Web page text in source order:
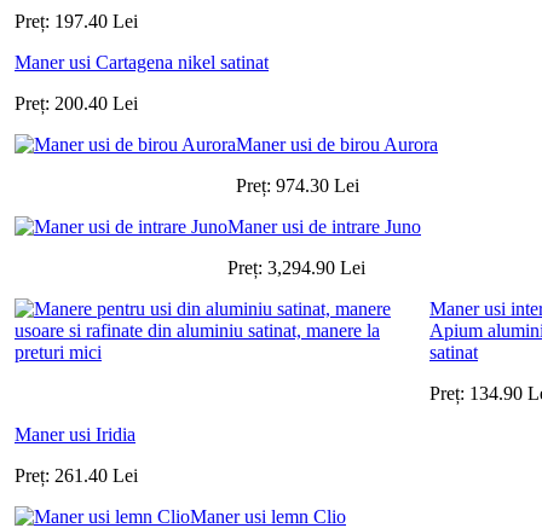
Preț: 197.40 Lei
Maner usi Cartagena nikel satinat
Preț: 200.40 Lei
Maner usi de birou Aurora
Preț: 974.30 Lei
Maner usi de intrare Juno
Preț: 3,294.90 Lei
Maner usi
Apium
satinat
Preț: 134.90
Maner usi Iridia
Preț: 261.40 Lei
Maner usi lemn Clio